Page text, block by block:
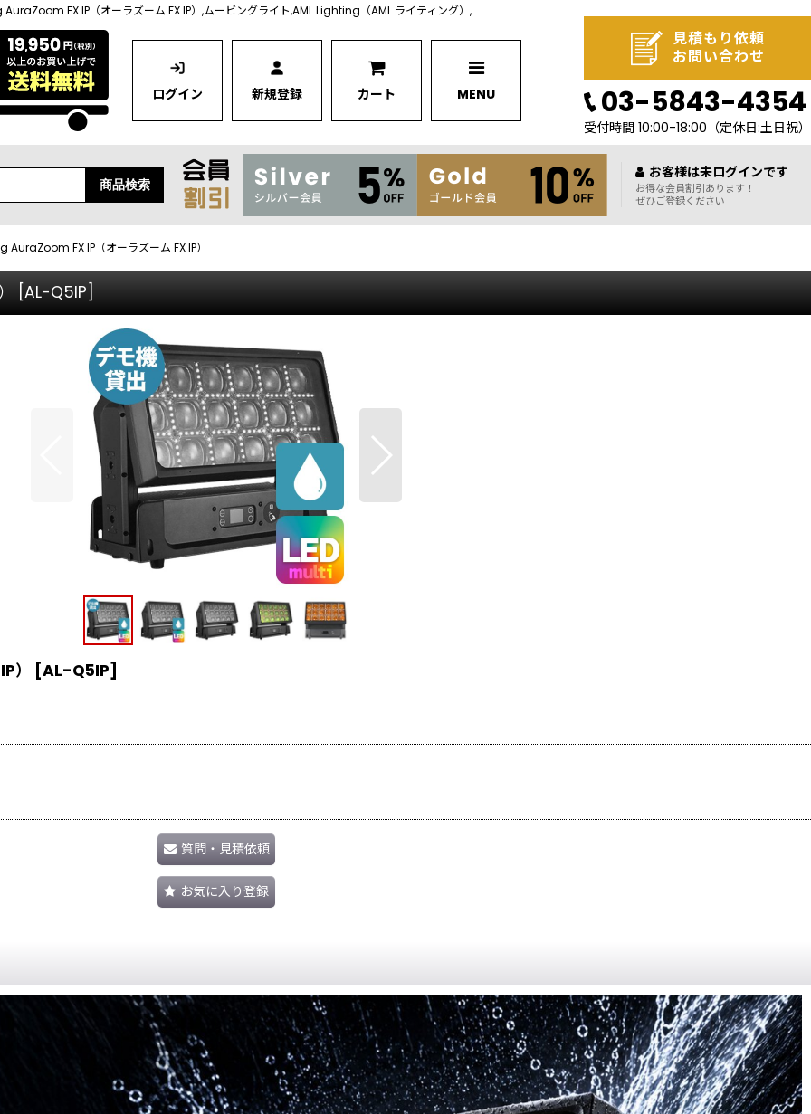
FX IP（オーラズーム FX IP）,ムービングライト,AML Lighting（AML ライティング）,
ログイン 新規登録 カート MENU
見積もり依頼
お問い合わせ
03-5843-4354
受付時間 10:00-18:00 （定休日:土日祝）
商品検索
お客様は未ログインです
お得な会員割引あります！
ぜひご登録ください
AuraZoom FX IP（オーラズーム FX IP）
AL-Q5IP
） [AL-Q5IP]
質問・見積依頼
お気に入り登録